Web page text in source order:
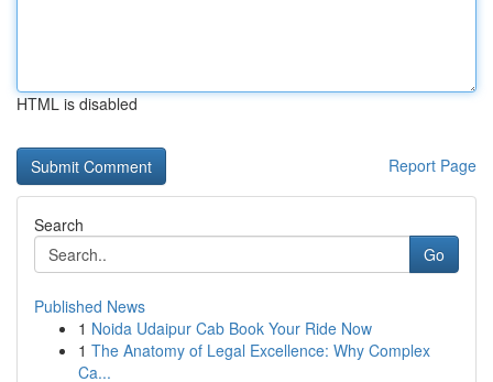
HTML is disabled
Report Page
Search
Go
Published News
1 Noida Udaipur Cab Book Your Ride Now
1 The Anatomy of Legal Excellence: Why Complex
Ca...